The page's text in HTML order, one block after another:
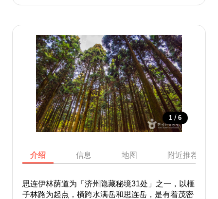
1 / 6
介绍 信息 地图 附近推荐景点
思连伊林荫道为「济州隐藏秘境31处」之一，以榧
子林路为起点，橫跨水满岳和思连岳，是有着茂密